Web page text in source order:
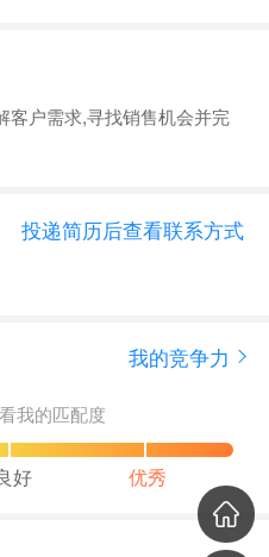
客户需求,寻找销售机会并完
投递简历后查看联系方式
我的竞争力
我的匹配度
好 优秀